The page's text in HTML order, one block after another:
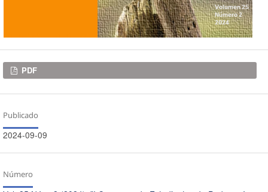
Descargas
PDF
Publicado
2024-09-09
Número